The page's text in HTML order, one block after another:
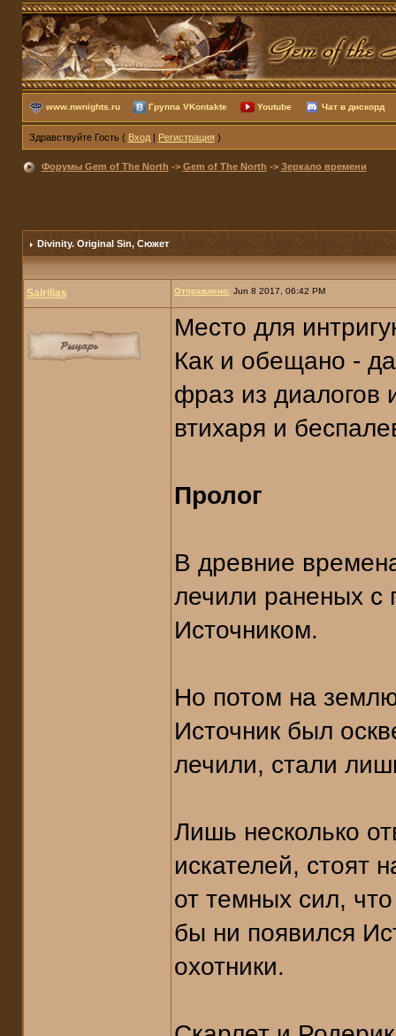
www.nwnights.ru Группа VKontakte Youtube Чат в дискорд
Здравствуйте Гость ( Вход| Регистрация)
Форумы Gem of The North -> Gem of The North -> Зеркало времени
Divinity. Original Sin, Сюжет
Sairilias Отправлено:Jun 8 2017, 06:42 PM
Место для
Как и обещано -
фраз из диалогов
втихаря и
Пролог
В древние
лечили раненых
Источником.
Но потом на
Источник был
лечили, стали
Лишь несколько
искателей, стоят
от темных сил,
бы ни появился
охотники.